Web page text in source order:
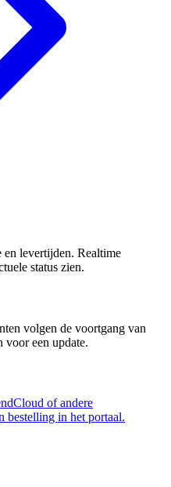
en levertijden. Realtime
status zien.
volgen de voortgang van
voor een update.
of andere
bestelling in het portaal.